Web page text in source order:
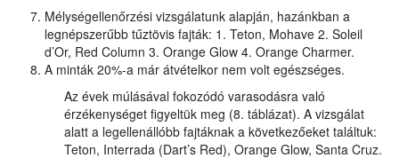
Mélységellenőrzési vizsgálatunk alapján, hazánkban a
legnépszerűbb tűztövis fajták: 1. Teton, Mohave 2. Soleil
d’Or, Red Column 3. Orange Glow 4. Orange Charmer.
A minták 20%-a már átvételkor nem volt egészséges.
Az évek múlásával fokozódó varasodásra való
érzékenységet figyeltük meg (8. táblázat). A vizsgálat
alatt a legellenállóbb fajtáknak a következőeket találtuk:
Teton, Interrada (Dart’s Red), Orange Glow, Santa Cruz.